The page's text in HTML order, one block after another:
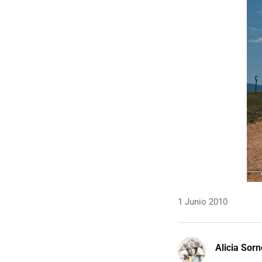
1 Junio 2010
Alicia